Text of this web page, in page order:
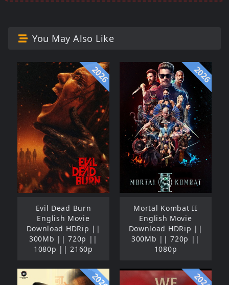
You May Also Like
2026
Evil Dead Burn
English Movie
Download HDRip ||
300Mb || 720p ||
1080p || 2160p
2026
Mortal Kombat II
English Movie
Download HDRip ||
300Mb || 720p ||
1080p
2026 2024